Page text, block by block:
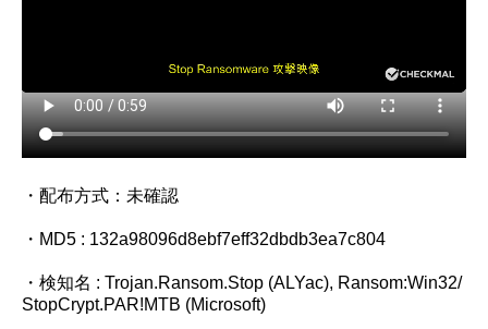
・配布方式：未確認
・MD5 : 132a98096d8ebf7eff32dbdb3ea7c804
・検知名 : Trojan.Ransom.Stop (ALYac), Ransom:Win32/
StopCrypt.PAR!MTB (Microsoft)